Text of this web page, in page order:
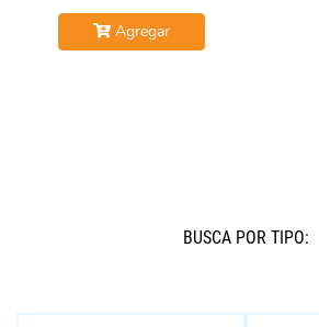
Agregar
BUSCÁ POR TIPO: